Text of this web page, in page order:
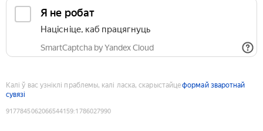
Я не робат
Націсніце, каб працягнуць
SmartCaptcha by Yandex Cloud
Калі ў вас узніклі праблемы, калі ласка, скарыстайцеформай зваротнай
сувязі
9177845062066544159:1786027990